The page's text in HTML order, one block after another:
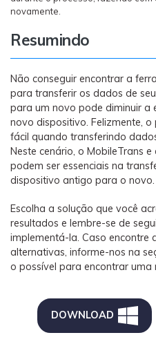
novamente.
Resumindo
Não conseguir encontrar a
para transferir os dados de
para um novo pode diminuir a
novo dispositivo. Felizmente,
fácil quando transferindo
Neste cenário, o MobileTrans
podem ser essenciais na
dispositivo antigo para o novo.
Escolha a solução que você
resultados e lembre-se de
implementá-la. Caso encontre
alternativas, informe-nos na
o possível para encontrar uma
DOWNLOAD